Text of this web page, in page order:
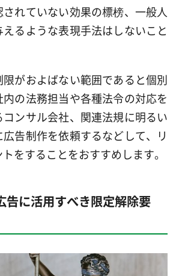
されていない効果の標榜、一般人
るような表現手法はしないこと
がおよばない範囲であると個別
の法務担当や各種法令の対応を
ンサル会社、関連法規に明るい
告制作を依頼するなどして、リ
をすることをおすすめします。
告に活用すべき限定解除要